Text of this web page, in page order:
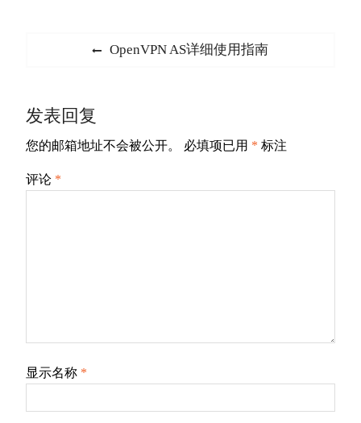
航
Previous
OpenVPN AS详细使用指南
发表回复
您的邮箱地址不会被公开。 必填项已用 * 标注
评论 *
显示名称 *